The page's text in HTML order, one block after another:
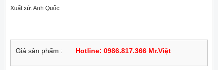
Xuất xứ: Anh Quốc
Giá sản phẩm : Hotline: 0986.817.366 Mr.Việt